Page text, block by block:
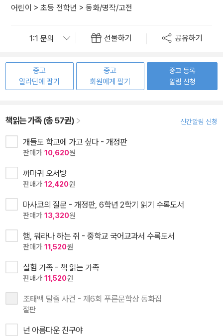
어린이 > 초등 전학년 > 동화/명작/고전
선물하기 공유하기
중고
알라딘에 팔기
중고
회원에게 팔기
중고 등록
알림 신청
책읽는 가족 (총 57권) 신간알림 신청
개들도 학교에 가고 싶다 - 개정판
판매가 10,620원
까마귀 오서방
판매가 12,420원
마사코의 질문 - 개정판, 6학년 2학기 읽기 수록도서
판매가 13,320원
햄, 뭐라나 하는 쥐 - 중학교 국어교과서 수록도서
판매가 11,520원
실험 가족 - 책 읽는 가족
판매가 11,520원
조태백 탈출 사건 - 제6회 푸른문학상 동화집
절판
넌 아름다운 친구야